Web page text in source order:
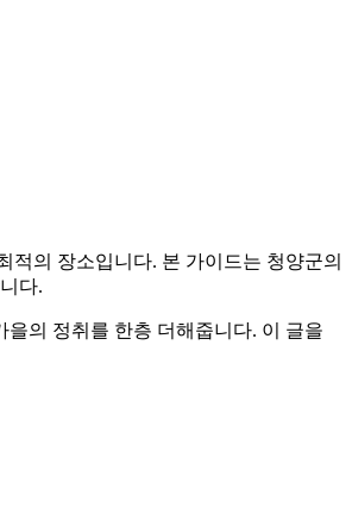
의 장소입니다. 본 가이드는 청양군의
다.
의 정취를 한층 더해줍니다. 이 글을